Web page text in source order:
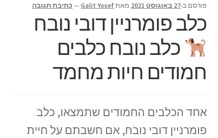
פורסם ב-27 באוגוסט 2021 מאתGalit Yosef
— כתיבת תגובה
כלב פומרניין דובי נובח
כלב נובח כלבים
חמודים חיות מחמד
אחד הכלבים החמודים שתמצאו, כלב
פומרניין דובי נובח, אם חשבתם על חיית